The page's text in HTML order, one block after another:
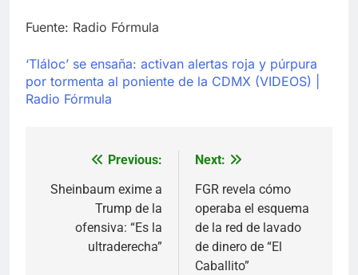
Fuente: Radio Fórmula
‘Tláloc’ se ensaña: activan alertas roja y púrpura
por tormenta al poniente de la CDMX (VIDEOS) |
Radio Fórmula
Navegación
de
entradas
Previous:
Sheinbaum exime a
Trump de la
ofensiva: “Es la
ultraderecha”
Next:
FGR revela cómo
operaba el esquema
de la red de lavado
de dinero de “El
Caballito”